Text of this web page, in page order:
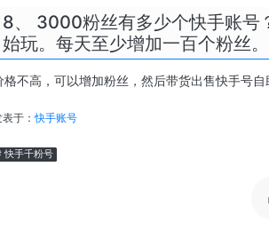
8、 3000粉丝有多少个快手账号
始玩。每天至少增加一百个粉丝。
格不高，可以增加粉丝，然后带货出售快手号自
表于：快手账号
快手千粉号